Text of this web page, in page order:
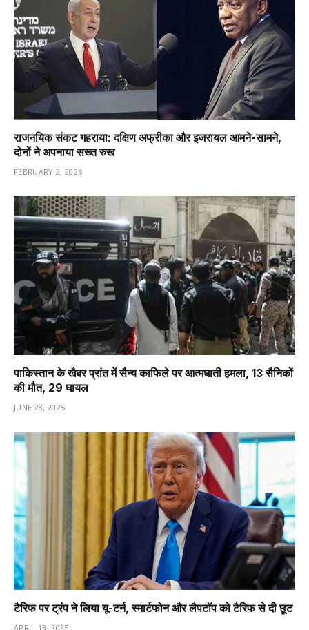
राजनयिक संकट गहराया: दक्षिण अफ्रीका और इजरायल आमने-सामने,
दोनों ने अपनाया सख्त रुख
FEBRUARY 2, 2026
पाकिस्तान के खैबर प्रांत में सैन्य काफिले पर आत्मघाती हमला, 13 सैनिकों
की मौत, 29 घायल
JUNE 28, 2025
टैरिफ पर ट्रंप ने लिया यू-टर्न, स्मार्टफोन और लैपटॉप को टैरिफ से दी छूट
APRIL 13, 2025